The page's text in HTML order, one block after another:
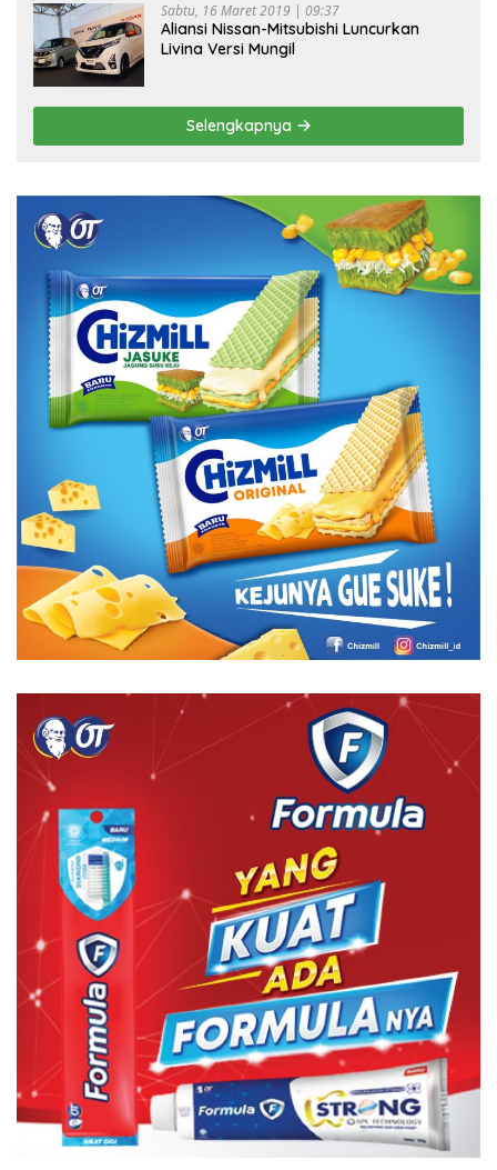
Sabtu, 16 Maret 2019 | 09:37
Aliansi Nissan-Mitsubishi Luncurkan
Livina Versi Mungil
Selengkapnya